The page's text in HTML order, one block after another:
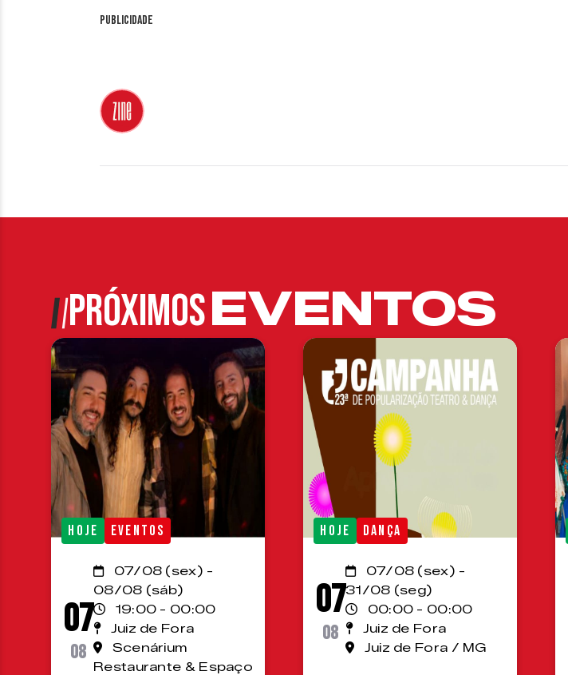
Publicidade
PRÓXIMOSEVENTOS
HOJE EVENTOS
07
08
07/08 (sex) -
08/08 (sáb)
19:00 - 00:00
Juiz de Fora
Scenárium
Restaurante & Espaço
HOJE DANÇA
07
08
07/08 (sex) -
31/08 (seg)
00:00 - 00:00
Juiz de Fora
Juiz de Fora / MG